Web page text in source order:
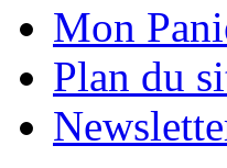
Mon
Plan du